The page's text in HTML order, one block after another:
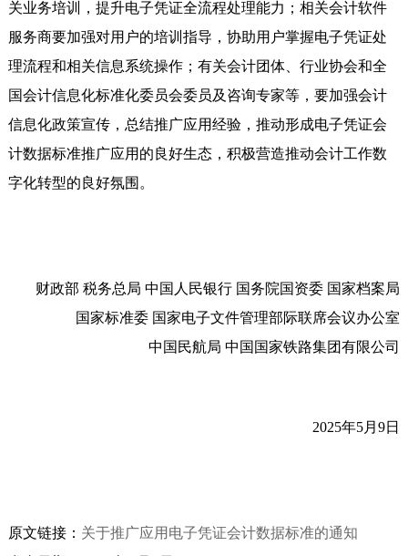
关业务培训，提升电子凭证全流程处理能力；相关会计软件
服务商要加强对用户的培训指导，协助用户掌握电子凭证处
理流程和相关信息系统操作；有关会计团体、行业协会和全
国会计信息化标准化委员会委员及咨询专家等，要加强会计
信息化政策宣传，总结推广应用经验，推动形成电子凭证会
计数据标准推广应用的良好生态，积极营造推动会计工作数
字化转型的良好氛围。
财政部 税务总局 中国人民银行 国务院国资委 国家档案局
国家标准委 国家电子文件管理部际联席会议办公室
中国民航局 中国国家铁路集团有限公司
2025年5月9日
原文链接： 关于推广应用电子凭证会计数据标准的通知